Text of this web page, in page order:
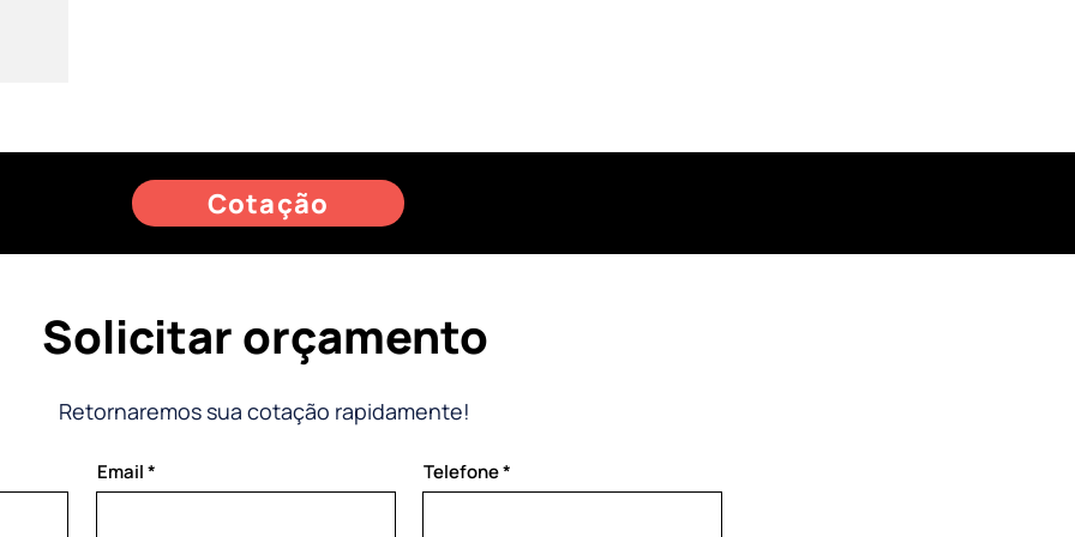
Cotação
Solicitar orçamento
Retornaremos sua cotação rapidamente!
Email Telefone